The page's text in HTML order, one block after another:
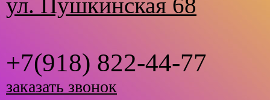
+7(918) 822-44-77
заказать звонок